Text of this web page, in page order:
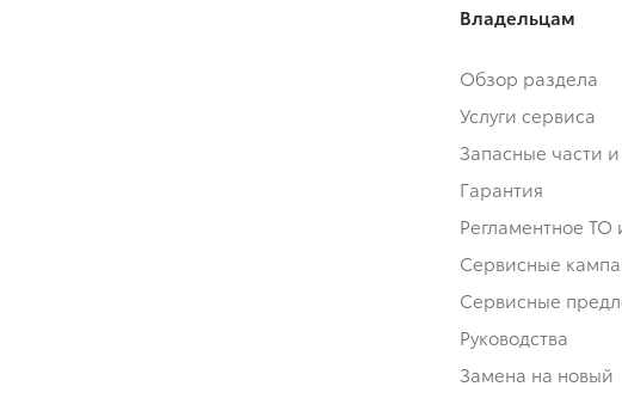
Владельцам
Обзор раздела
Услуги сервиса
Запасные части
Гарантия
Регламентное ТО
Сервисные
Сервисные
Руководства
Замена на новый